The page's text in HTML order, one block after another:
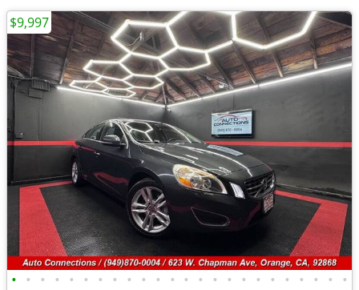
• • • • • • • • • • • • • • • • • • • • • • • •
$9,997